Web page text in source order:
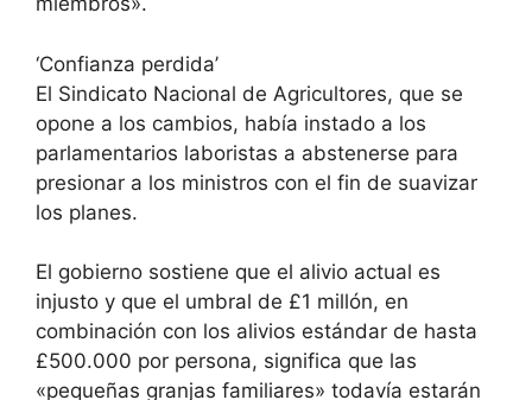
‘Confianza perdida’
El Sindicato Nacional de Agricultores, que se
opone a los cambios, había instado a los
parlamentarios laboristas a abstenerse para
presionar a los ministros con el fin de suavizar
los planes.
El gobierno sostiene que el alivio actual es
injusto y que el umbral de £1 millón, en
combinación con los alivios estándar de hasta
£500.000 por persona, significa que las
«pequeñas granjas familiares» todavía estarán